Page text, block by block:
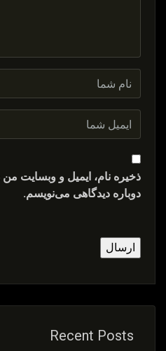
ذخیره نام، ایمیل و وبسایت
دوباره دیدگاهی می‌نویسم.
Recent Posts